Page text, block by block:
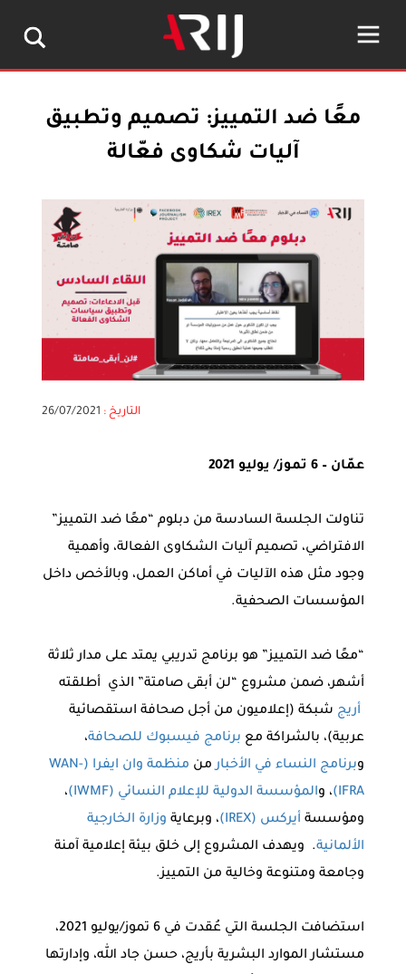
معًا ضد التمييز: تصميم وتطبيق
آليات شكاوى فعّالة
التاريخ : 26/07/2021
عمّان – 6 تموز/ يوليو 2021
تناولت الجلسة السادسة من دبلوم “معًا ضد التمييز”
الافتراضي، تصميم آليات الشكاوى الفعالة، وأهمية
وجود مثل هذه الآليات في أماكن العمل، وبالأخص داخل
المؤسسات الصحفية.
“معًا ضد التمييز” هو برنامج تدريبي يمتد على مدار ثلاثة
أشهر، ضمن مشروع “لن أبقى صامتة” الذي أطلقته
أريج شبكة (إعلاميون من أجل صحافة استقصائية
عربية)، بالشراكة مع برنامج فيسبوك للصحافة،
وبرنامج النساء في الأخبارمن
منظمة وان ايفرا (WAN-
IFRA) ، والمؤسسة الدولية للإعلام النسائي (IWMF)
،
ومؤسسة أيركس (IREX) ، وبرعاية وزارة الخارجية
الألمانية. ويهدف المشروع إلى خلق بيئة إعلامية آمنة
وجامعة ومتنوعة وخالية من التمييز.
استضافت الجلسة التي عُقدت في 6 تموز/يوليو 2021،
مستشار الموارد البشرية بأريج، حسن جاد الله، وإدارتها